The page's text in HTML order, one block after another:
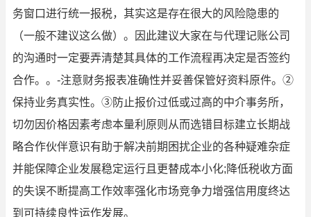
务窗口进行统一报税，其实这是存在很大的风险隐患的
（一般不建议这么做）。因此建议大家在与代理记账公司
的沟通时一定要弄清楚其具体的工作流程再决定是否签约
合作。。-注意财务报表准确性并妥善保管好资料原件。②
保持业务真实性。③防止报价过低或过高的中介事务所，
切勿因价格因素考虑本量利原则从而选错目标建立长期战
略合作伙伴意识有助于解决前期困扰企业的各种疑难杂症
并能保障企业发展稳定运行且更替成本小化;降低税收方面
的失误不断提高工作效率强化市场竞争力增强信用度终达
到可持续良性运作发展。